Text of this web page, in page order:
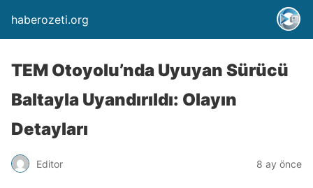
haberozeti.org
TEM Otoyolu’nda Uyuyan Sürücü
Baltayla Uyandırıldı: Olayın
Detayları
Editor 8 ay önce